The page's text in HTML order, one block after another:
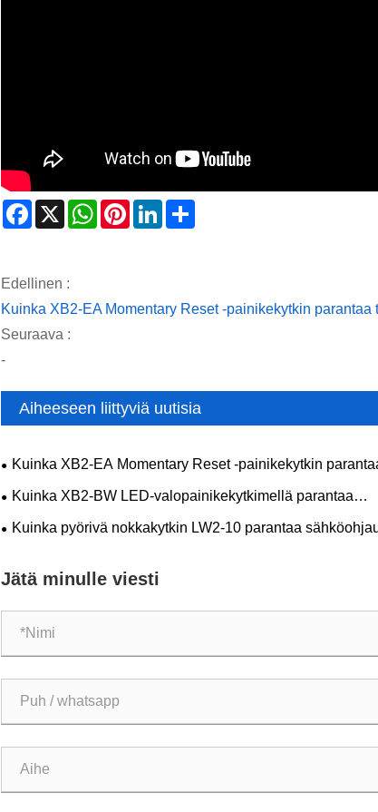
Facebook
X WhatsApp
PinterestLinkedIn
Edellinen :
Kuinka XB2-EA Momentary Reset -painikekytkin
Seuraava :
-
Aiheeseen liittyviä uutisia
Kuinka XB2-EA Momentary Reset -painikekytkin
teollisen ohjauksen luotettavuutta?
Kuinka XB2-BW LED-valopainikekytkimellä parantaa
teollisuuden ohjauksen luotettavuutta ja käyttäjien
Kuinka pyörivä nokkakytkin LW2-10 parantaa
Jätä minulle viesti